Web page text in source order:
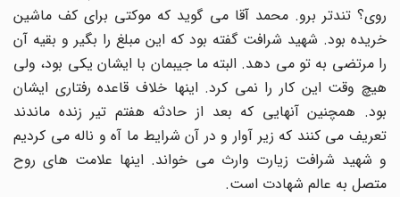
روی؟ تندتر برو. محمد آقا می گوید که موکتی برای کف ماشین
خریده بود. شهید شرافت گفته بود که این مبلغ را بگیر و بقیه آن
را مرتضی به تو می دهد. البته ما جیبمان با ایشان یکی بود، ولی
هیچ وقت این کار را نمی کرد. اینها خلاف قاعده رفتاری ایشان
بود. همچنین آنهایی که بعد از حادثه هفتم تیر زنده ماندند
تعریف می کنند که زیر آوار و در آن شرایط ما آه و ناله می کردیم
و شهید شرافت زیارت وارث می خواند. اینها علامت های روح
متصل به عالم شهادت است.